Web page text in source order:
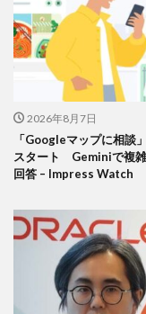
2026年8月7日
「Googleマップに相談
スタート Geminiで複
回答 – Impress Watch